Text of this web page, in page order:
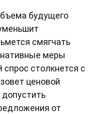
будущего
смягчать
меры
столкнется с
ценовой
от